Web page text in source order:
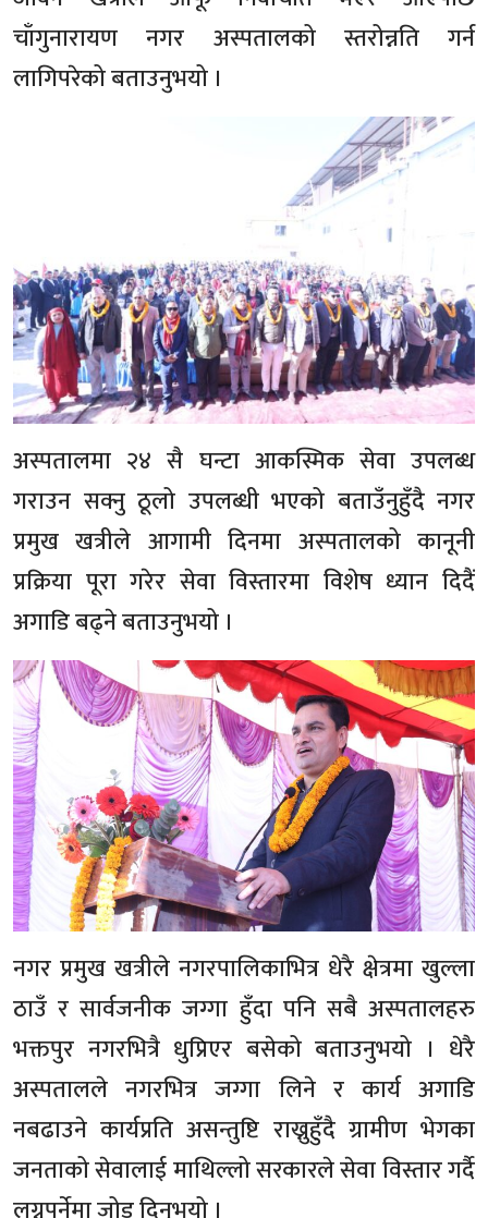
चाँगुनारायण नगर अस्पतालको स्तरोन्नति गर्न
लागिपरेको बताउनुभयो ।
अस्पतालमा २४ सै घन्टा आकस्मिक सेवा उपलब्ध
गराउन सक्नु ठूलो उपलब्धी भएको बताउँनुहुँदै नगर
प्रमुख खत्रीले आगामी दिनमा अस्पतालको कानूनी
प्रक्रिया पूरा गरेर सेवा विस्तारमा विशेष ध्यान दिदैं
अगाडि बढ्ने बताउनुभयो ।
नगर प्रमुख खत्रीले नगरपालिकाभित्र धेरै क्षेत्रमा खुल्ला
ठाउँ र सार्वजनीक जग्गा हुँदा पनि सबै अस्पतालहरु
भक्तपुर नगरभित्रै धुप्रिएर बसेको बताउनुभयो । धेरै
अस्पतालले नगरभित्र जग्गा लिने र कार्य अगाडि
नबढाउने कार्यप्रति असन्तुष्टि राख्नुहुँदै ग्रामीण भेगका
जनताको सेवालाई माथिल्लो सरकारले सेवा विस्तार गर्दै